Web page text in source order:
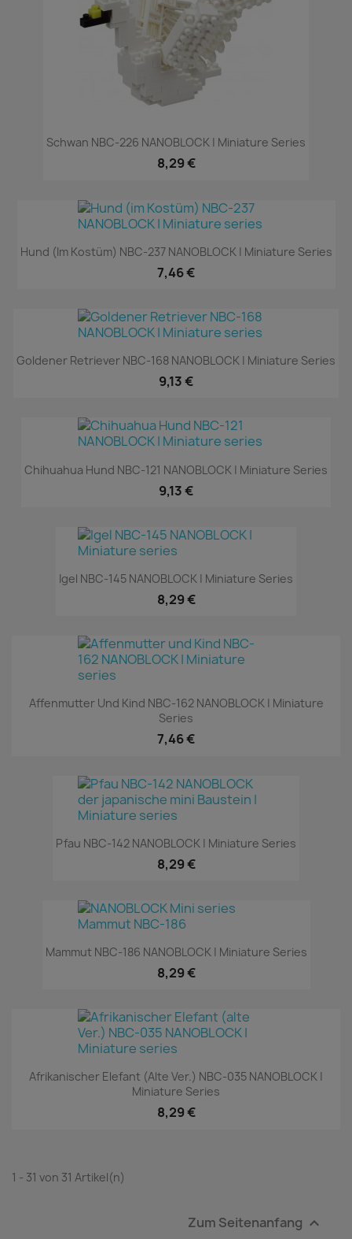
Schwan NBC-226 NANOBLOCK | Miniature Series
8,29 €
Hund (im Kostüm) NBC-237 NANOBLOCK | Miniature Series
7,46 €
Goldener Retriever NBC-168 NANOBLOCK | Miniature Series
9,13 €
Chihuahua Hund NBC-121 NANOBLOCK | Miniature Series
9,13 €
Igel NBC-145 NANOBLOCK | Miniature Series
8,29 €
Affenmutter Und Kind NBC-162 NANOBLOCK | Miniature
Series
7,46 €
Pfau NBC-142 NANOBLOCK | Miniature Series
8,29 €
Mammut NBC-186 NANOBLOCK | Miniature Series
8,29 €
Afrikanischer Elefant (alte Ver.) NBC-035 NANOBLOCK |
Miniature Series
8,29 €
1 - 31 von 31 Artikel(n)
Zum Seitenanfang 